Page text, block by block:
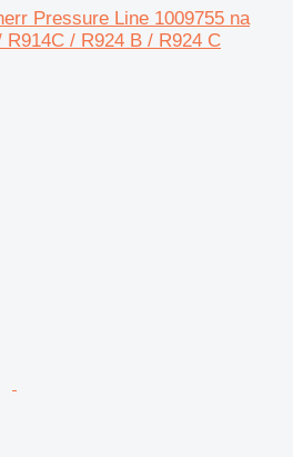
Pressure Line 1009755 na
/ R924 B / R924 C